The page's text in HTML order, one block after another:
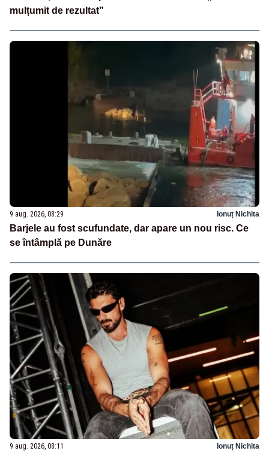
mulțumit de rezultat”
9 aug. 2026, 08:29 Ionuț Nichita
Barjele au fost scufundate, dar apare un nou risc. Ce
se întâmplă pe Dunăre
9 aug. 2026, 08:11 Ionuț Nichita